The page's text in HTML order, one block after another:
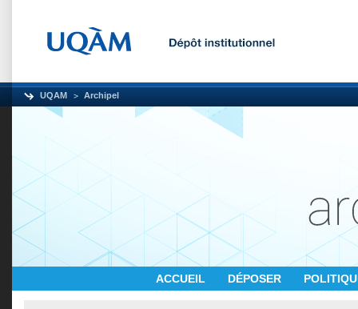
UQAM Archipel
ACCUEIL DÉPOSER